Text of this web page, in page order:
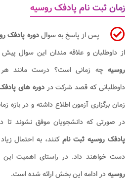
زمان ثبت نام پادفک روسیه
پس از پاسخ به سوالدوره پادفک
از داوطلبان و علاقه مندان این سوال پیش
روسیه چه زمانی است؟ درست مانند هر
داوطلبانی که قصد شرکت دردوره های
زمان برگزاری آزمون اطلاع داشته و در
در صورتی که دانشجویان موفق نشوند
پادفک روسیه ثبت نامکنند، به احتمال
دست خواهند داد. در راستای اهمیت
روسیهدر ادامه این بخش ارائه شده است.